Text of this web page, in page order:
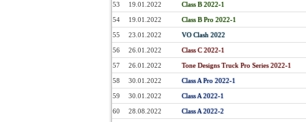
53 19.01.2022 Class B 2022-1
54 19.01.2022 Class B Pro 2022-1
55 23.01.2022 VO Clash 2022
56 26.01.2022 Class C 2022-1
57 26.01.2022 Tone Designs Truck Pro Series 2022-1
58 30.01.2022 Class A Pro 2022-1
59 30.01.2022 Class A 2022-1
60 28.08.2022 Class A 2022-2